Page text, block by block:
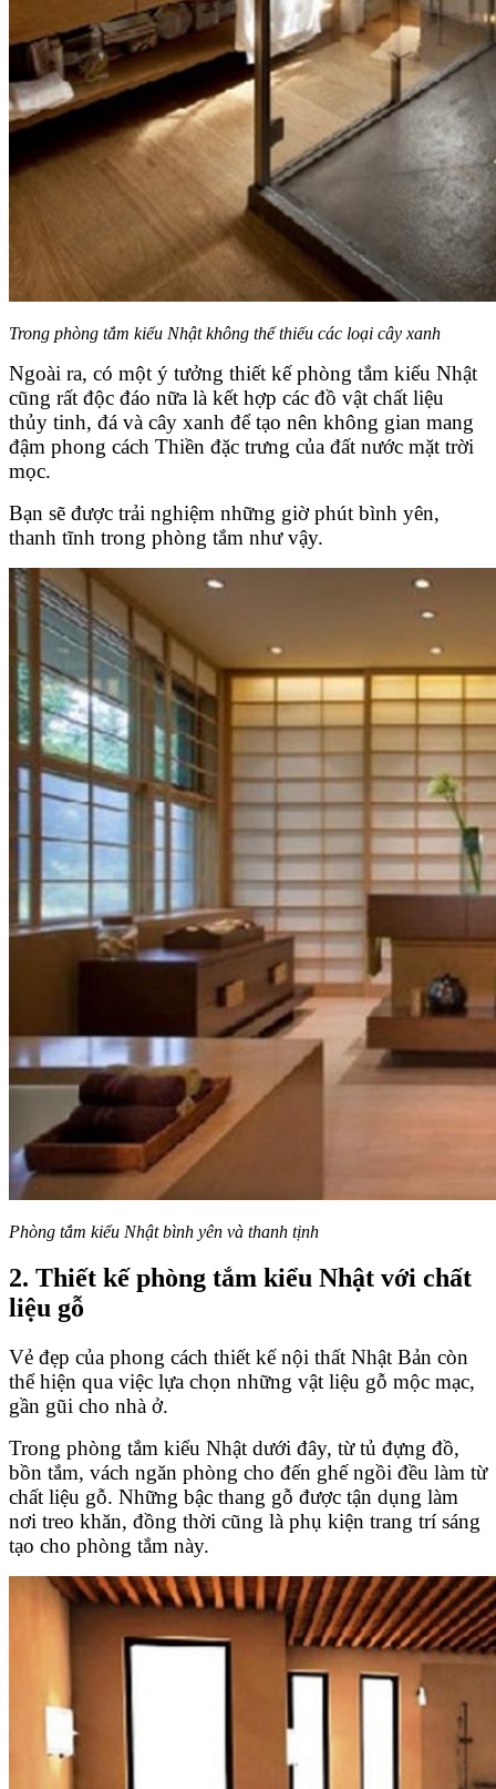
Trong phòng tắm kiểu Nhật không thể thiếu các loại cây xanh
Ngoài ra, có một ý tưởng thiết kế phòng tắm kiểu Nhật
cũng rất độc đáo nữa là kết hợp các đồ vật chất liệu
thủy tinh, đá và cây xanh để tạo nên không gian mang
đậm phong cách Thiền đặc trưng của đất nước mặt trời
mọc.
Bạn sẽ được trải nghiệm những giờ phút bình yên,
thanh tĩnh trong phòng tắm như vậy.
Phòng tắm kiểu Nhật bình yên và thanh tịnh
2. Thiết kế phòng tắm kiểu Nhật với chất
liệu gỗ
Vẻ đẹp của phong cách thiết kế nội thất Nhật Bản còn
thể hiện qua việc lựa chọn những vật liệu gỗ mộc mạc,
gần gũi cho nhà ở.
Trong phòng tắm kiểu Nhật dưới đây, từ tủ đựng đồ,
bồn tắm, vách ngăn phòng cho đến ghế ngồi đều làm từ
chất liệu gỗ. Những bậc thang gỗ được tận dụng làm
nơi treo khăn, đồng thời cũng là phụ kiện trang trí sáng
tạo cho phòng tắm này.